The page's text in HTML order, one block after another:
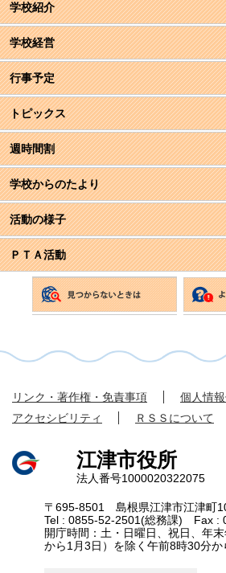
学校紹介
学校経営
行事予定
トピックス
週時間割
学校からのたより
活動の様子
ＰＴＡ活動
リンク・著作権・免責事項
個人情
アクセシビリティ
ＲＳＳについて
江津市役所
法人番号1000020322075
〒695-8501 島根県江津市江津町
Tel : 0855-52-2501(総務課) Fax :
開庁時間：土・日曜日、祝日、年
から1月3日）を除く午前8時30分